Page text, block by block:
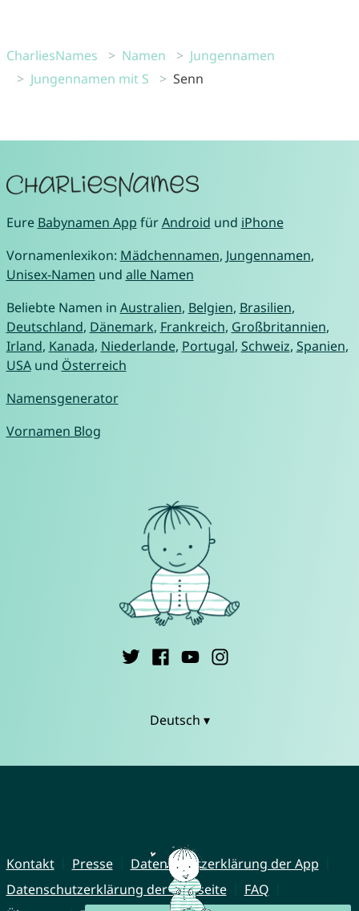
CharliesNames Namen
Jungennamen
Jungennamen mit S
Senn
Eure Babynamen App fürAndroid und iPhone
Vornamenlexikon: Mädchennamen, Jungennamen,
Unisex-Namen und alle Namen
Beliebte Namen in Australien, Belgien, Brasilien,
Deutschland, Dänemark, Frankreich, Großbritannien,
Irland, Kanada, Niederlande, Portugal, Schweiz, Spanien,
USAund Österreich
Namensgenerator
Vornamen Blog
Deutsch ▾
Kontakt Presse
Datenschutzerklärung der App
Datenschutzerklärung der Webseite
FAQ